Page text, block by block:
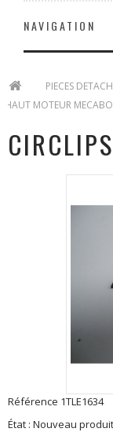
NAVIGATION
PIECES
HAUT MOTEUR
Référence 1TLE1634
État : Nouveau produit